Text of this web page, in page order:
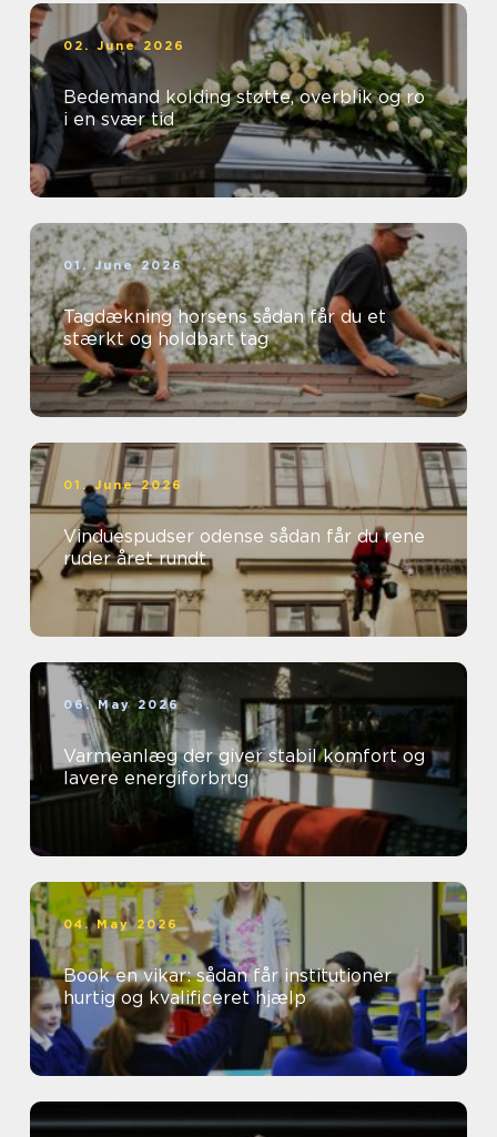
02. June 2026
Bedemand kolding støtte, overblik og ro
i en svær tid
01. June 2026
Tagdækning horsens sådan får du et
stærkt og holdbart tag
01. June 2026
Vinduespudser odense sådan får du rene
ruder året rundt
06. May 2026
Varmeanlæg der giver stabil komfort og
lavere energiforbrug
04. May 2026
Book en vikar: sådan får institutioner
hurtig og kvalificeret hjælp